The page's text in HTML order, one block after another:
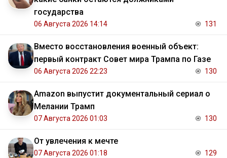
государства
06 Августа 2026 14:14 131
Вместо восстановления военный объект:
первый контракт Совет мира Трампа по Газе
06 Августа 2026 22:23 130
Amazon выпустит документальный сериал о
Мелании Трамп
07 Августа 2026 01:03 130
От увлечения к мечте
07 Августа 2026 01:18 129